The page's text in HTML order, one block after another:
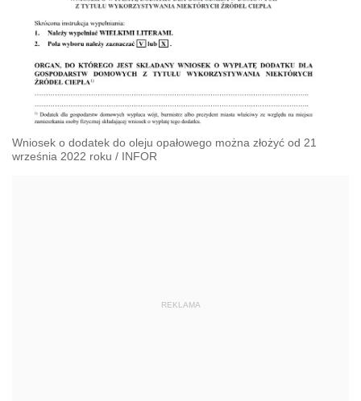
Wniosek o dodatek do oleju opałowego można złożyć od 21
września 2022 roku / INFOR